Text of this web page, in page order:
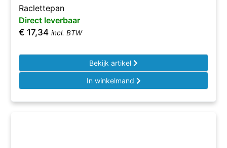
Raclettepan
Direct leverbaar
€ 17,34 incl. BTW
Bekijk artikel
In winkelmand